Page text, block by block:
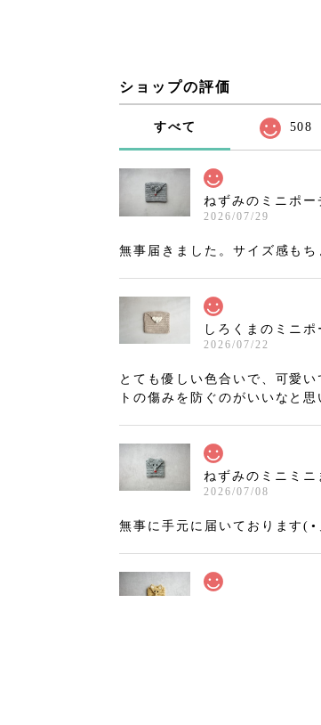
ショップの評価
すべて 508
ねずみのミニポ
2026/07/29
無事届きました。サイズ感も
しろくまのミニ
2026/07/22
とても優しい色合いで、可愛
トの傷みを防ぐのがいいなと思
ねずみのミニミ
2026/07/08
無事に手元に届いております